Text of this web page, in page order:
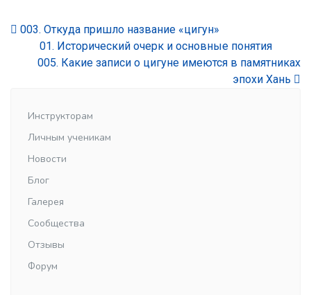
003. Откуда пришло название «цигун»
01. Исторический очерк и основные понятия
005. Какие записи о цигуне имеются в памятниках
эпохи Хань
Инструкторам
Личным ученикам
Новости
Блог
Галерея
Сообщества
Отзывы
Форум